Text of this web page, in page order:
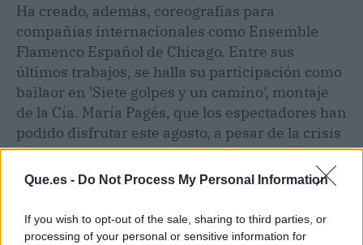
Que.es - Do Not Process My Personal Information
If you wish to opt-out of the sale, sharing to third parties, or
processing of your personal or sensitive information for
Ha creado, además, coreografías para
compañías internacionales como Ensemble
Flamenco Español de Chicago. Entre sus
últimos trabajos, se halla su participación como
bailaor en 'Siete golpes y un camino', montaje
de la Cía. María Pagés, que los espectadores han
podido disfrutar este agosto, a pesar de la crisis
del coronavirus, en el ciclo Los Veranos de la
Villa de Madrid.